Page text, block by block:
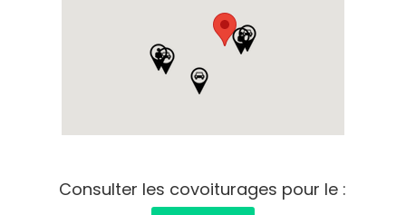
Consulter les covoiturages pour le :